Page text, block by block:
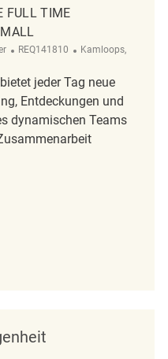
FULL TIME
ReqId
REQ141810 Ort
Kamloops,
jeder Tag neue
Entdeckungen und
dynamischen Teams
Marshalls - Aberdeen Mall